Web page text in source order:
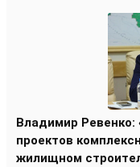
Владимир Ревенко:
проектов
жилищном